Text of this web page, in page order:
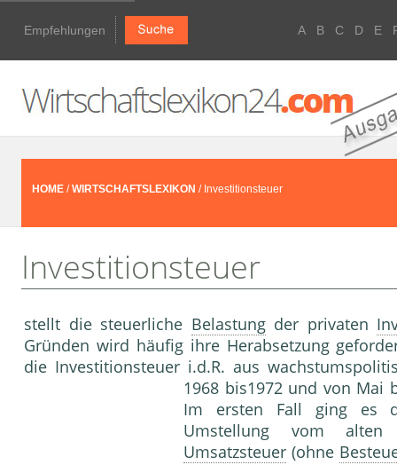
Empfehlungen A B C D E
HOME /WIRTSCHAFTSLEXIKON / Investitionsteuer
Investitionsteuer
stellt die steuerliche Belastungder privaten
Gründen wird häufig ihre Herabsetzung
die Investitionsteuer i.d.R. aus
1968 bis1972 und von Mai
Im ersten Fall ging es
Umstellung vom alten
Umsatzsteuer (ohne